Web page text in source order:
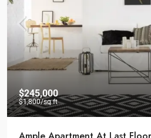
$245,000
$1,800/sq ft